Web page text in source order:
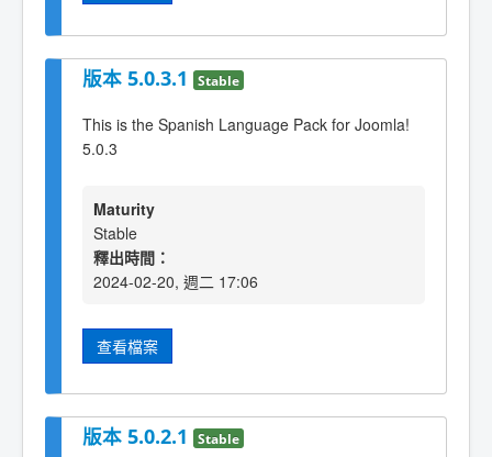
版本 5.0.3.1 Stable
This is the Spanish Language Pack for Joomla!
5.0.3
Maturity
Stable
釋出時間：
2024-02-20, 週二 17:06
查看檔案
版本 5.0.2.1 Stable